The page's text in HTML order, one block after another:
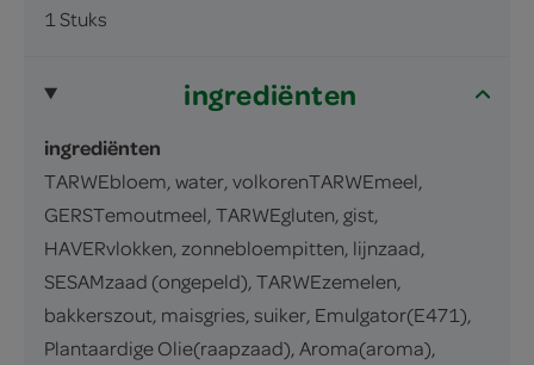
1 Stuks
ingrediënten
ingrediënten
TARWEbloem, water, volkorenTARWEmeel,
GERSTemoutmeel, TARWEgluten, gist,
HAVERvlokken, zonnebloempitten, lijnzaad,
SESAMzaad (ongepeld), TARWEzemelen,
bakkerszout, maisgries, suiker, Emulgator(E471),
Plantaardige Olie(raapzaad), Aroma(aroma),